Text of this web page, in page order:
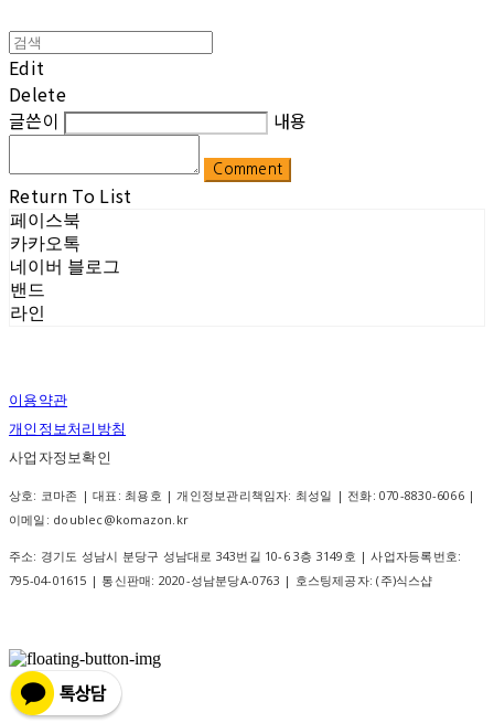
Edit
Delete
글쓴이
내용
Comment
Return To List
페이스북
카카오톡
네이버 블로그
밴드
라인
이용약관
개인정보처리방침
사업자정보확인
상호: 코마존 | 대표: 최용호 | 개인정보관리책임자: 최성일 | 전화: 070-8830-6066 |
이메일: doublec@komazon.kr
주소: 경기도 성남시 분당구 성남대로 343번길 10-6 3층 3149호 | 사업자등록번호:
795-04-01615 | 통신판매: 2020-성남분당A-0763 | 호스팅제공자: (주)식스샵